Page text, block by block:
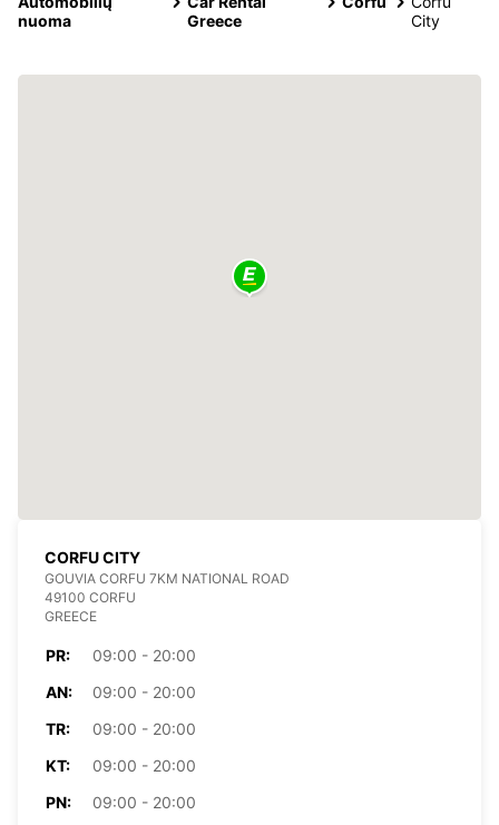
nuoma
Greece
City
CORFU CITY
GOUVIA CORFU 7KM NATIONAL ROAD
49100 CORFU
GREECE
PR:
09:00 - 20:00
AN:
09:00 - 20:00
TR:
09:00 - 20:00
KT:
09:00 - 20:00
PN:
09:00 - 20:00